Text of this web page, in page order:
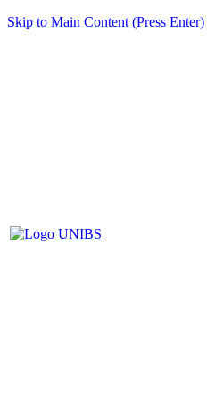
Skip to Main Content (Press Enter)